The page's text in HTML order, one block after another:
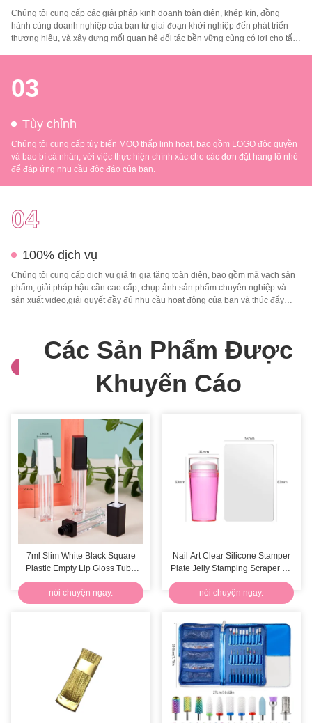
Chúng tôi cung cấp các giải pháp kinh doanh toàn diện, khép kín, đồng
hành cùng doanh nghiệp của bạn từ giai đoạn khởi nghiệp đến phát triển
thương hiệu, và xây dựng mối quan hệ đối tác bền vững cùng có lợi cho tất
03
Tùy chỉnh
Chúng tôi cung cấp tùy biến MOQ thấp linh hoạt, bao gồm LOGO độc quyền
và bao bì cá nhân, với việc thực hiện chính xác cho các đơn đặt hàng lô nhỏ
để đáp ứng nhu cầu độc đáo của bạn.
04
100% dịch vụ
Chúng tôi cung cấp dịch vụ giá trị gia tăng toàn diện, bao gồm mã vạch sản
phẩm, giải pháp hậu cần cao cấp, chụp ảnh sản phẩm chuyên nghiệp và
sản xuất video,giải quyết đầy đủ nhu cầu hoạt động của bạn và thúc đẩy
Các Sản Phẩm Được
Khuyến Cáo
7ml Slim White Black Square
Plastic Empty Lip Gloss Tube
Khẩu dưỡng mỹ phẩm
nói chuyện ngay.
Nail Art Clear Silicone Stamper
Plate Jelly Stamping Scraper Kit
cho nghệ sĩ móng
nói chuyện ngay.